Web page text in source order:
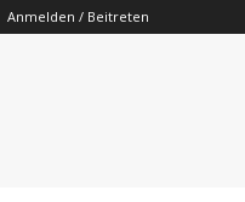
Anmelden / Beitreten